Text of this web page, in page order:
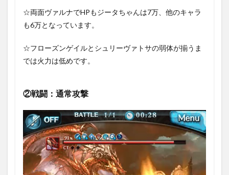
☆両面ヴァルナでHPもジータちゃんは7万、他のキャラ
も6万となっています。
☆フローズンゲイルとシュリーヴァトサの弱体が揃うま
では火力は低めです。
②戦闘：通常攻撃